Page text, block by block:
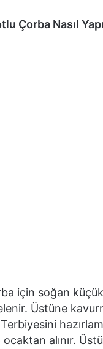
Çorba Nasıl
için soğan
Üstüne
Terbiyesini
alınır.